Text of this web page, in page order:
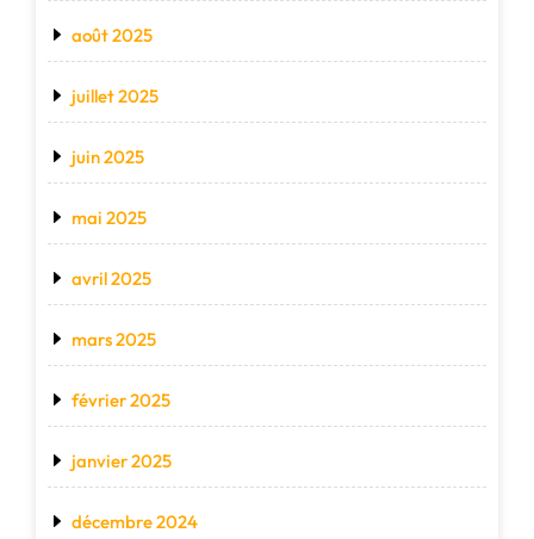
août 2025
juillet 2025
juin 2025
mai 2025
avril 2025
mars 2025
février 2025
janvier 2025
décembre 2024